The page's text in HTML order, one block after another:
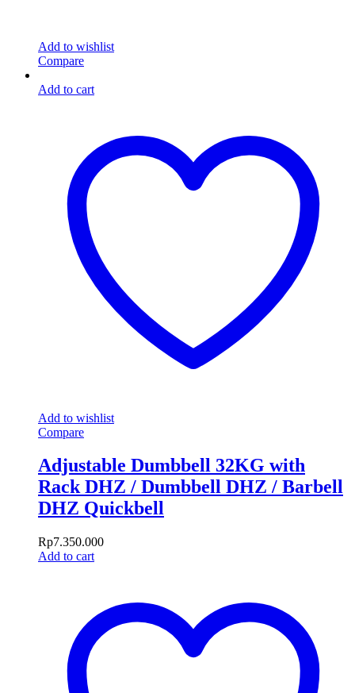
Add to wishlist
Compare
Add to cart
Add to wishlist
Compare
Adjustable Dumbbell 32KG with
Rack DHZ / Dumbbell DHZ / Barbell
DHZ Quickbell
Rp7.350.000
Add to cart